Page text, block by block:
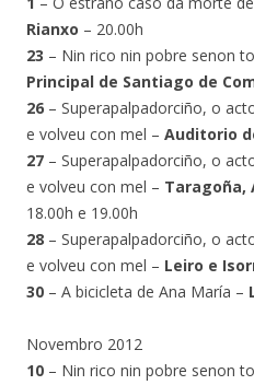
Rianxo – 20.00h
23 – Nin rico nin pobre senon
Principal de Santiago de
26 – Superapalpadorciño, o
e volveu con mel – Auditorio
27 – Superapalpadorciño, o
e volveu con mel – Taragoña,
18.00h e 19.00h
28 – Superapalpadorciño, o
e volveu con mel – Leiro e
30 – A bicicleta de Ana María –
Novembro 2012
10 – Nin rico nin pobre senon